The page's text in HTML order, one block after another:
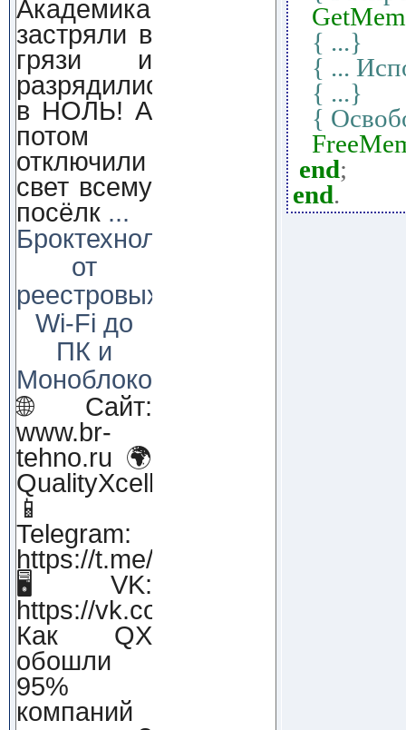
Академика,
застряли в
грязи и
разрядились
в НОЛЬ! А
потом
отключили
свет всему
посёлк ...
Броктехнолоджи:
от
реестровых
Wi-Fi до
ПК и
Моноблоков!
🌐 Сайт:
www.br-
tehno.ru 🌍
QualityXcellence.ru
📱
Telegram:
https://t.me/qx_lab_IT
🖥 VK:
https://vk.com/qualityxcellenc
Как QX
обошли
95%
компаний
GetMem
{ ...}
{ ...
{ ...}
{
end;
end.